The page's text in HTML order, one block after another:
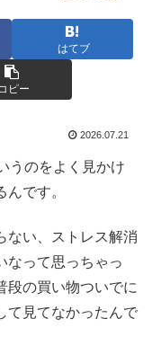
はてブ
ピー
2026.07.21
うのをよく見かけ
です。
ない、ストレス解消
なって思っちゃっ
段の買い物ついでに
て見てなかったんで